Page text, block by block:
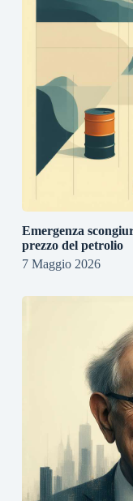
Emergenza
prezzo del petrolio
7 Maggio 2026